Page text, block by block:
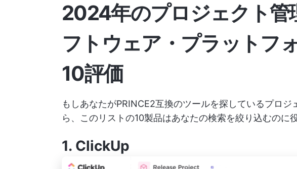
2024年のプロジェクト管
フトウェア・プラットフ
10評価
もしあなたがPRINCE2互換のツールを探しているプロ
ら、このリストの10製品はあなたの検索を絞り込むのに
1. ClickUp